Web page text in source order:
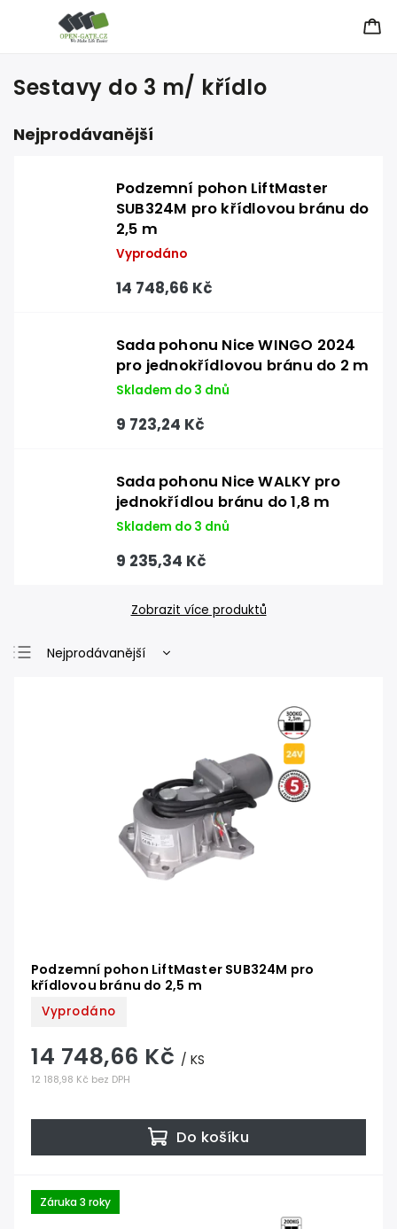
Sestavy do 3 m/ křídlo
Nejprodávanější
Podzemní pohon LiftMaster
SUB324M pro křídlovou bránu do
2,5 m
Vyprodáno
14 748,66 Kč
Sada pohonu Nice WINGO 2024
pro jednokřídlovou bránu do 2 m
Skladem do 3 dnů
9 723,24 Kč
Sada pohonu Nice WALKY pro
jednokřídlou bránu do 1,8 m
Skladem do 3 dnů
9 235,34 Kč
Zobrazit více produktů
Nejprodávanější
Podzemní pohon LiftMaster SUB324M pro
křídlovou bránu do 2,5 m
Vyprodáno
12 188,98 Kč bez DPH
14 748,66 Kč / KS
Do košíku
Záruka 3 roky